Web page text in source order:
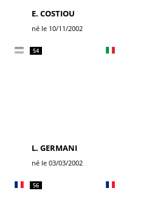
E. COSTIOU
né le 10/11/2002
54
L. GERMANI
né le 03/03/2002
56